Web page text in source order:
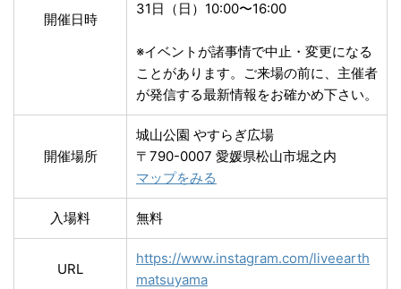
開催日時
31日（日）10:00〜16:00
※イベントが諸事情で中止・変更になる
ことがあります。ご来場の前に、主催者
が発信する最新情報をお確かめ下さい。
開催場所
城山公園 やすらぎ広場
〒790-0007 愛媛県松山市堀之内
マップをみる
入場料 無料
URL
https://www.instagram.com/liveearth
matsuyama